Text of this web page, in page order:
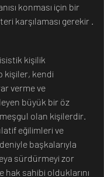
konması için bir
karşılaması gerekir .
kişilik
kişiler, kendi
verme ve
büyük bir öz
olan kişilerdir.
eğilimleri ve
başkalarıyla
sürdürmeyi zor
hak sahibi olduklarını